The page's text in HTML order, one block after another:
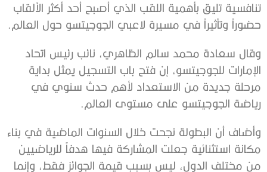
تنافسية تليق بأهمية اللقب الذي أصبح أحد أكثر الألقاب
حضوراً وتأثيراً في مسيرة لاعبي الجوجيتسو حول العالم.
وقال سعادة محمد سالم الظاهري، نائب رئيس اتحاد
الإمارات للجوجيتسو، إن فتح باب التسجيل يمثل بداية
مرحلة جديدة من الاستعداد لأهم حدث سنوي في
رياضة الجوجيتسو على مستوى العالم.
وأضاف أن البطولة نجحت خلال السنوات الماضية في بناء
مكانة استثنائية جعلت المشاركة فيها هدفاً للرياضيين
من مختلف الدول، ليس بسبب قيمة الجوائز فقط، وإنما